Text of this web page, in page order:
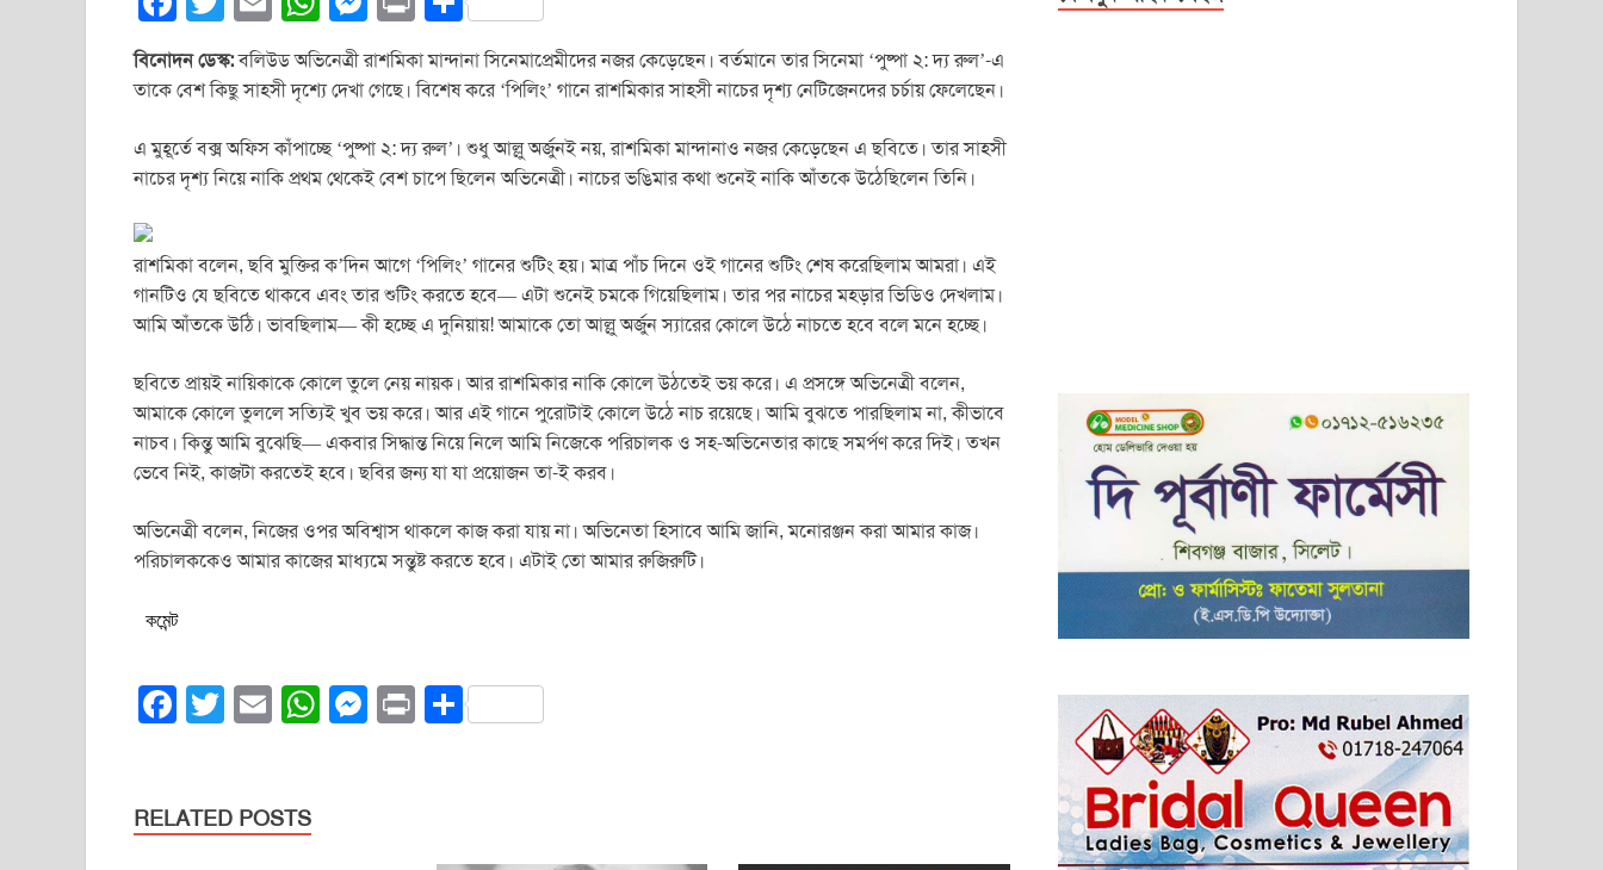
a
c
b
o
k
wi
tt
er
m
ail at
A
p
e
ss
n
g
in
t
h
ar
বিনোদন ডেস্ক: বলিউড অভিনেত্রী রাশমিকা মান্দানা সিনেমাপ্রেমীদের নজর কেড়েছেন। বর্তমানে তার সিনেমা ‘পুষ্পা ২: দ্য রুল’-এ
তাকে বেশ কিছু সাহসী দৃশ্যে দেখা গেছে। বিশেষ করে ‘পিলিং’ গানে রাশমিকার সাহসী নাচের দৃশ্য নেটিজেনদের চর্চায় ফেলেছেন।
এ মুহূর্তে বক্স অফিস কাঁপাচ্ছে ‘পুষ্পা ২: দ্য রুল’। শুধু আল্লু অর্জুনই নয়, রাশমিকা মান্দানাও নজর কেড়েছেন এ ছবিতে। তার সাহসী
নাচের দৃশ্য নিয়ে নাকি প্রথম থেকেই বেশ চাপে ছিলেন অভিনেত্রী। নাচের ভঙিমার কথা শুনেই নাকি আঁতকে উঠেছিলেন তিনি।
রাশমিকা বলেন, ছবি মুক্তির ক’দিন আগে ‘পিলিং’ গানের শুটিং হয়। মাত্র পাঁচ দিনে ওই গানের শুটিং শেষ করেছিলাম আমরা। এই
গানটিও যে ছবিতে থাকবে এবং তার শুটিং করতে হবে— এটা শুনেই চমকে গিয়েছিলাম। তার পর নাচের মহড়ার ভিডিও দেখলাম।
আমি আঁতকে উঠি। ভাবছিলাম— কী হচ্ছে এ দুনিয়ায়! আমাকে তো আল্লু অর্জুন স্যারের কোলে উঠে নাচতে হবে বলে মনে হচ্ছে।
ছবিতে প্রায়ই নায়িকাকে কোলে তুলে নেয় নায়ক। আর রাশমিকার নাকি কোলে উঠতেই ভয় করে। এ প্রসঙ্গে অভিনেত্রী বলেন,
আমাকে কোলে তুললে সত্যিই খুব ভয় করে। আর এই গানে পুরোটাই কোলে উঠে নাচ রয়েছে। আমি বুঝতে পারছিলাম না, কীভাবে
নাচব। কিন্তু আমি বুঝেছি— একবার সিদ্ধান্ত নিয়ে নিলে আমি নিজেকে পরিচালক ও সহ-অভিনেতার কাছে সমর্পণ করে দিই। তখন
ভেবে নিই, কাজটা করতেই হবে। ছবির জন্য যা যা প্রয়োজন তা-ই করব।
অভিনেত্রী বলেন, নিজের ওপর অবিশ্বাস থাকলে কাজ করা যায় না। অভিনেতা হিসাবে আমি জানি, মনোরঞ্জন করা আমার কাজ।
পরিচালককেও আমার কাজের মাধ্যমে সন্তুষ্ট করতে হবে। এটাই তো আমার রুজিরুটি।
কমেন্ট
F
e
T
er
E
W M Pr S
RELATED POSTS